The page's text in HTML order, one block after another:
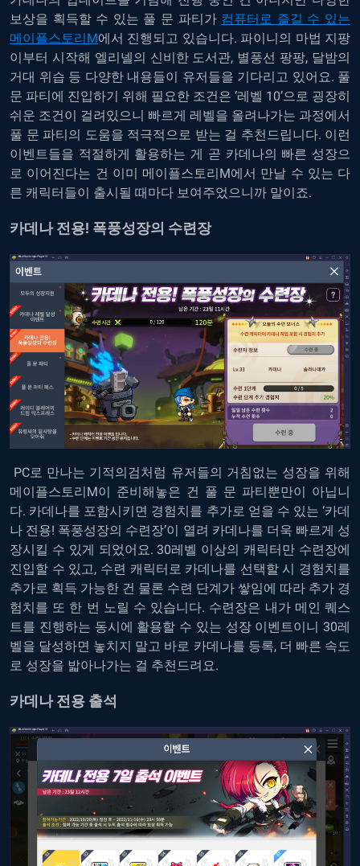
보상을 획득할 수 있는 풀 문 파티가 컴퓨터로 즐길 수 있는
메이플스토리M에서 진행되고 있습니다. 파이니의 마법 지팡
이부터 시작해 엘리넬의 신비한 도서관, 별풍선 팡팡, 달밤의
거대 위습 등 다양한 내용들이 유저들을 기다리고 있어요. 풀
문 파티에 진입하기 위해 필요한 조건은 ‘레벨 10’으로 굉장히
쉬운 조건이 걸려있으니 빠르게 레벨을 올려나가는 과정에서
풀 문 파티의 도움을 적극적으로 받는 걸 추천드립니다. 이런
이벤트들을 적절하게 활용하는 게 곧 카데나의 빠른 성장으
로 이어진다는 건 이미 메이플스토리M에서 만날 수 있는 다
른 캐릭터들이 출시될 때마다 보여주었으니까 말이죠.
카데나 전용! 폭풍성장의 수련장
PC로 만나는 기적의검처럼 유저들의 거침없는 성장을 위해
메이플스토리M이 준비해놓은 건 풀 문 파티뿐만이 아닙니
다. 카데나를 포함시키면 경험치를 추가로 얻을 수 있는 ‘카데
나 전용! 폭풍성장의 수련장’이 열려 카데나를 더욱 빠르게 성
장시킬 수 있게 되었어요. 30레벨 이상의 캐릭터만 수련장에
진입할 수 있고, 수련 캐릭터로 카데나를 선택할 시 경험치를
추가로 획득 가능한 건 물론 수련 단계가 쌓임에 따라 추가 경
험치를 또 한 번 노릴 수 있습니다. 수련장은 내가 메인 퀘스
트를 진행하는 동시에 활용할 수 있는 성장 이벤트이니 30레
벨을 달성하면 놓치지 말고 바로 카데나를 등록, 더 빠른 속도
로 성장을 밟아나가는 걸 추천드려요.
카데나 전용 출석